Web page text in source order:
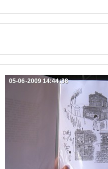
05-06-2009 14:44:38